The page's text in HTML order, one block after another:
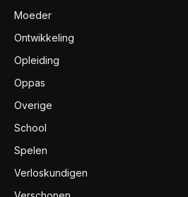
Moeder
Ontwikkeling
Opleiding
Oppas
Overige
School
Spelen
Verloskundigen